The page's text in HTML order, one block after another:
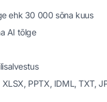
ehk 30 000 sõna kuus
AI tõlge
XLSX, PPTX, IDML, TXT,